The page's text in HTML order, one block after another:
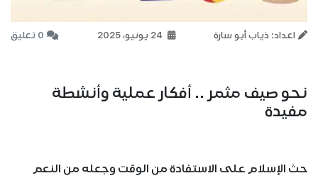
اعداد: ذياب أبو سارة 0 تعليق
نحو صيف مثمر .. أفكار عملية وأنشطة
مفيدة
حث الإسلام على الاستفادة من الوقت وجعله من النعم